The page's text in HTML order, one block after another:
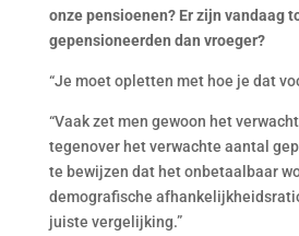
onze pensioenen? Er zijn vandaag
gepensioneerden dan vroeger?
“Je moet opletten met hoe je dat
“Vaak zet men gewoon het
tegenover het verwachte aantal
te bewijzen dat het onbetaalbaar
demografische
juiste vergelijking.”